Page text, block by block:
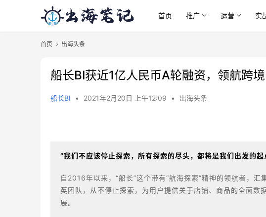
首页 推广 运营 实
首页 出海头条
船长BI获近1亿人民币A轮融资，领航跨
船长BI • 2021年2月20日 上午12:09 • 出海头条
“我们不应该停止探索，所有探索的尽头，都将是我们出发的起
自2016年以来，“船长”这个带有“航海探索”精神的领航者，汇
英团队，从不停止探索，为用户提供关于店铺、商品的全面
展。